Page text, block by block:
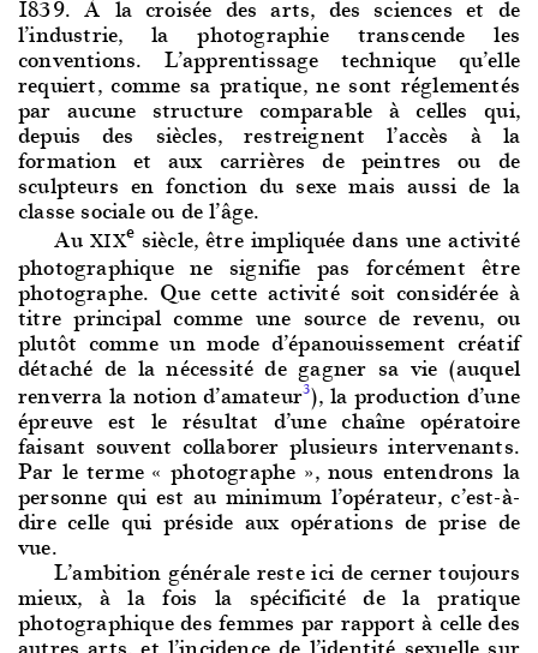
1839. À la croisée des arts, des sciences et de
l’industrie, la photographie transcende les
conventions. L’apprentissage technique qu’elle
requiert, comme sa pratique, ne sont réglementés
par aucune structure comparable à celles qui,
depuis des siècles, restreignent l’accès à la
formation et aux carrières de peintres ou de
sculpteurs en fonction du sexe mais aussi de la
classe sociale ou de l’âge.
AuXIXe siècle,être impliquée dans une activité
photographique ne signifie pas forcément être
photographe. Que cette activité soit considérée à
titre principal comme une source de revenu, ou
plutôt comme un mode d’épanouissement créatif
détaché de la nécessité de gagner sa vie (auquel
renverra la notion d’amateur3), la production d’une
épreuve est le résultat d’une chaîne opératoire
faisant souvent collaborer plusieurs intervenants.
Par le terme « photographe », nous entendrons la
personne qui est au minimum l’opérateur, c’est-à-
dire celle qui préside aux opérations de prise de
vue.
L’ambition générale reste ici de cerner toujours
mieux, à la fois la spécificité de la pratique
photographique des femmes par rapport à celle des